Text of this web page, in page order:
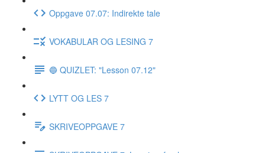
Oppgave 07.07: Indirekte tale
VOKABULAR OG LESING 7
🔵 QUIZLET: "Lesson 07.12"
LYTT OG LES 7
SKRIVEOPPGAVE 7